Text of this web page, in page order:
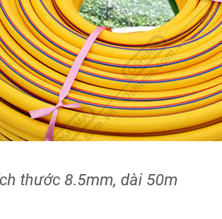
thước 8.5mm, dài 50m